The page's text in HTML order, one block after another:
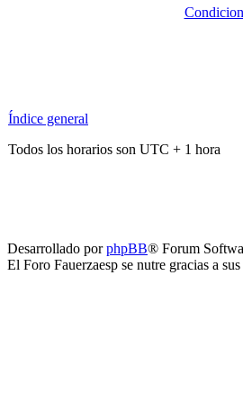
Índice general
Todos los horarios son UTC + 1 hora
Desarrollado porphpBB® Forum
El Foro Fauerzaesp se nutre gracias a sus